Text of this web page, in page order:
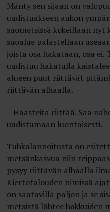
Mänty sen sijaan on
uudistuakseen aukon
suometsissä kokeillaan nyt
suoalue palastellaan
joista osa hakataan, osa
uudistuu hakatulla
alueen puut riittävät
riittävän alhaalla.
– Haasteita riittää. Saa
uudistumaan luontaisesti.
Tuhkalannoitusta on
metsänkasvua niin
pysyy riittävän alhaalla
Kiertotalouden nimissä
on saatavilla paljon ja se
metsistä lähtee hakkuiden